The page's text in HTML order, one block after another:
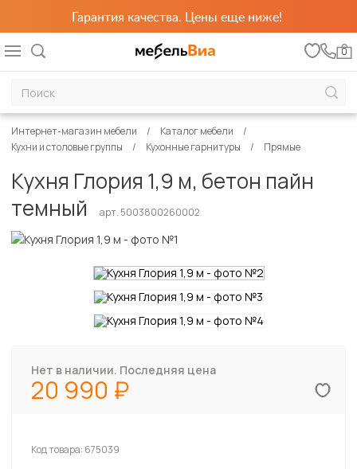
Гарантия качества. Цены еще ниже!
0
Интернет-магазин мебели
Каталог мебели
Кухни и столовые группы
Кухонные гарнитуры Прямые
Кухня Глория 1,9 м, бетон пайн
темный
арт. 5003800260002
Нет в наличии. Последняя цена
20 990
Код товара: 675039